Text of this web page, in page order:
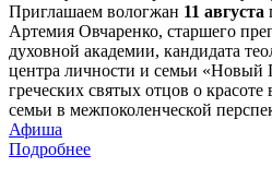
Приглашаем вологжан 11 августа
Артемия Овчаренко, старшего
духовной академии, кандидата
центра личности и семьи «Новый
греческих святых отцов о красоте
семьи в межпоколенческой
Афиша
Подробнее